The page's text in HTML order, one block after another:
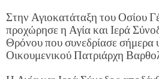
Στην Αγιοκατάταξη του Οσίου
προχώρησε η Αγία και Ιερά
Θρόνου που συνεδρίασε σήμερα
Οικουμενικού Πατριάρχη